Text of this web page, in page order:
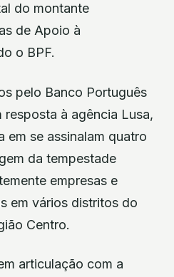
do montante
de Apoio à
o BPF.
pelo Banco Português
resposta à agência Lusa,
em se assinalam quatro
da tempestade
empresas e
em vários distritos do
Centro.
articulação com a